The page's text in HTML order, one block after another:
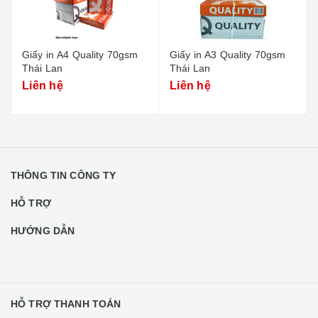
Giấy in A4 Quality 70gsm
Thái Lan
Liên hệ
Giấy in A3 Quality 70gsm
Thái Lan
Liên hệ
THÔNG TIN CÔNG TY
HỖ TRỢ
HƯỚNG DẪN
HỖ TRỢ THANH TOÁN